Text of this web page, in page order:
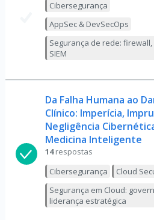
Cibersegurança
AppSec & DevSecOps
Segurança de rede: firewall,
SIEM
Da Falha Humana ao
Clínico: Imperícia,
Negligência
Medicina Inteligente
14 respostas
Cibersegurança
Cloud
Segurança em Cloud:
liderança estratégica